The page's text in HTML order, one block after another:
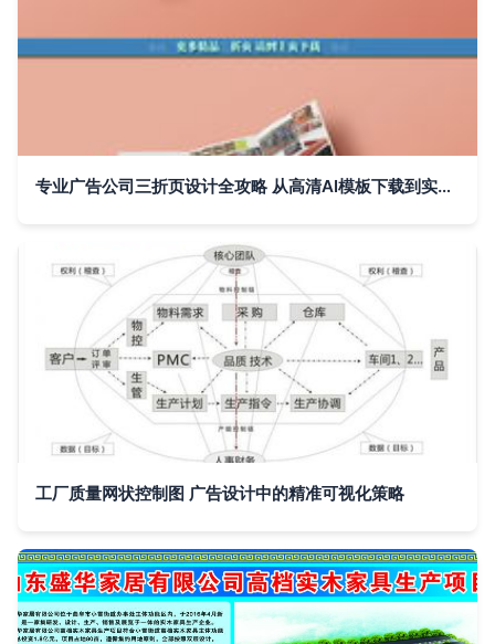
专业广告公司三折页设计全攻略 从高清AI模板下载到实战应用大全
工厂质量网状控制图 广告设计中的精准可视化策略